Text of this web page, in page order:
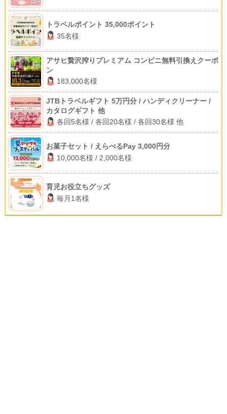
トラベルポイント 35,000ポイント
35名様
アサヒ贅沢搾りプレミアム コンビニ無料引換えクーポ
ン
183,000名様
JTBトラベルギフト 5万円分 / ハンディクリーナー /
カタログギフト 他
各回5名様 / 各回20名様 / 各回30名様 他
お菓子セット / えらべるPay 3,000円分
10,000名様 / 2,000名様
育児お役立ちグッズ
毎月1名様